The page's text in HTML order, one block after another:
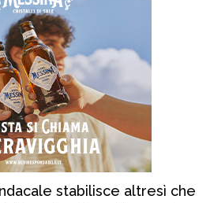
stabilisce altresì che